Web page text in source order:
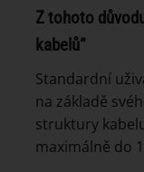
Z tohoto
kabelů“
Standardní
na základě
struktury
maximálně do